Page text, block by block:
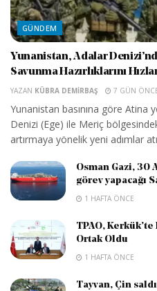
GÜNDEM
Yunanistan, Adalar
Savunma Hazırlıklarını
YAZAN KÜBRA DEMIRBAŞ 7 GÜN
Yunanistan basınına göre Atina
Denizi (Ege) ile Meriç
artırmaya yönelik yeni adımlar
Osman Gazi, 30
görev yapacağı
1 HAFTA ÖNCE
TPAO,
Ortak Oldu
1 HAFTA ÖNCE
Tayvan, Çin